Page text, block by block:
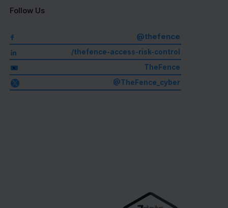
Follow Us
@thefence
/thefence-access-risk-control
TheFence
@TheFence_cyber